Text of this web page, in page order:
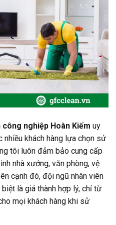
công nghiệp Hoàn Kiếm uy
nhiều khách hàng lựa chọn sử
tôi luôn đảm bảo cung cấp
nhà xưởng, văn phòng, vệ
cạnh đó, đội ngũ nhân viên
là giá thành hợp lý, chỉ từ
mọi khách hàng khi sử